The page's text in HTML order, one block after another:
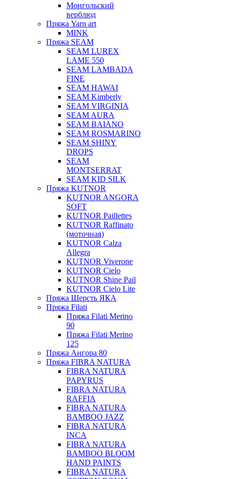
Монгольский
верблюд
Пряжа Yarn art
MINK
Пряжа SEAM
SEAM LUREX
LAME 550
SEAM LAMBADA
FINE
SEAM HAWAI
SEAM Kimberly
SEAM VIRGINIA
SEAM AURA
SEAM BAIANO
SEAM ROSMARINO
SEAM SHINY
DROPS
SEAM
MONTSERRAT
SEAM KID SILK
Пряжа KUTNOR
KUTNOR ANGORA
SOFT
KUTNOR Paillettes
KUTNOR Raffinato
(моточная)
KUTNOR Calza
Allegra
KUTNOR Viverone
KUTNOR Cielo
KUTNOR Shine Pail
KUTNOR Cielo Lite
Пряжа Шерсть ЯКА
Пряжа Filati
Пряжа Filati Merino
90
Пряжа Filati Merino
125
Пряжа Ангора 80
Пряжа FIBRA NATURA
FIBRA NATURA
PAPYRUS
FIBRA NATURA
RAFFIA
FIBRA NATURA
BAMBOO JAZZ
FIBRA NATURA
INCA
FIBRA NATURA
BAMBOO BLOOM
HAND PAINTS
FIBRA NATURA